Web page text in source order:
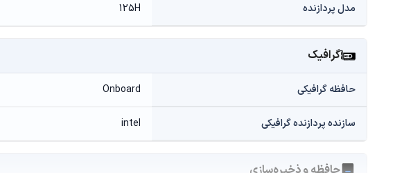
مدل پردازنده 125H
گرافیک
حافظه گرافیکی Onboard
سازنده پردازنده گرافیکی intel